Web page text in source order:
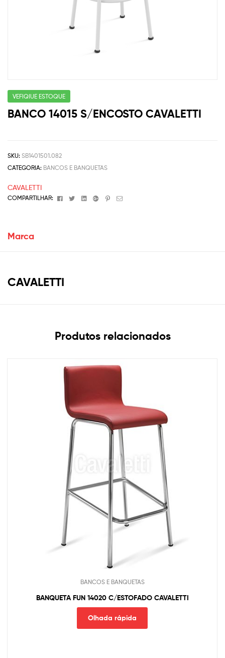
VEFIQIUE ESTOQUE
BANCO 14015 S/ENCOSTO CAVALETTI
SKU: SB1401501.082
CATEGORIA: BANCOS E BANQUETAS
CAVALETTI
COMPARTILHAR: FacebookTwitterLinkedinGoogle+Pinterest
Email
Marca
CAVALETTI
Produtos relacionados
BANCOS E BANQUETAS
BANQUETA FUN 14020 C/ESTOFADO CAVALETTI
Olhada rápida